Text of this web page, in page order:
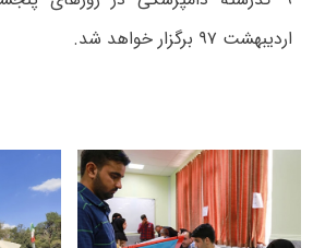
اردیبهشت ۹۷ برگزار خواهد شد.